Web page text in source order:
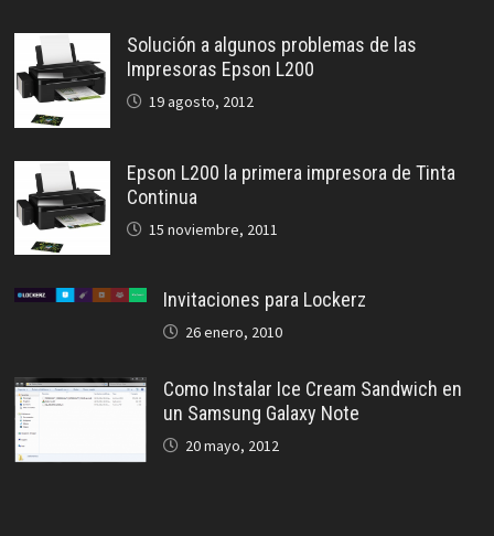
Solución a algunos problemas de las
Impresoras Epson L200
19 agosto, 2012
Epson L200 la primera impresora de Tinta
Continua
15 noviembre, 2011
Invitaciones para Lockerz
26 enero, 2010
Como Instalar Ice Cream Sandwich en
un Samsung Galaxy Note
20 mayo, 2012